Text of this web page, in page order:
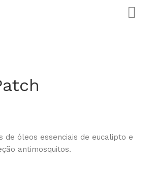
de óleos essenciais de eucalipto e
antimosquitos.